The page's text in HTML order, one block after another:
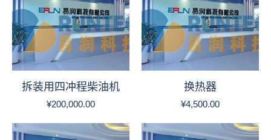
拆装用四冲程柴油机
¥200,000.00
换热器
¥4,500.00